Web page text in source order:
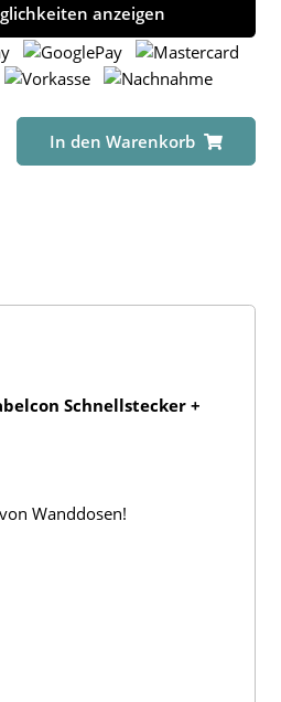
anzeigen
In den Warenkorb
Schnellstecker +
Wanddosen!